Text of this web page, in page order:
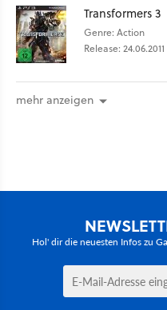
Transformers 3
Genre: Action
Release:
mehr anzeigen
Hol' dir die neuesten Infos zu